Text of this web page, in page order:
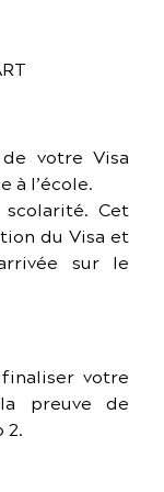
de votre Visa
à l’école.
scolarité. Cet
du Visa et
sur le
votre
preuve de
2.